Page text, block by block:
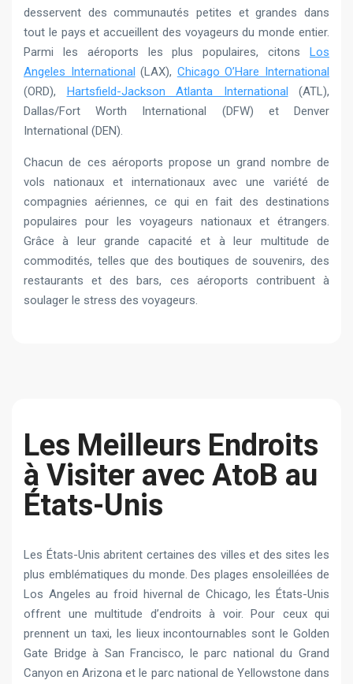
desservent des communautés petites et grandes dans
tout le pays et accueillent des voyageurs du monde entier.
Parmi les aéroports les plus populaires, citons Los
Angeles International (LAX), Chicago O’Hare International
(ORD), Hartsfield-Jackson Atlanta International (ATL),
Dallas/Fort Worth International (DFW) et Denver
International (DEN).
Chacun de ces aéroports propose un grand nombre de
vols nationaux et internationaux avec une variété de
compagnies aériennes, ce qui en fait des destinations
populaires pour les voyageurs nationaux et étrangers.
Grâce à leur grande capacité et à leur multitude de
commodités, telles que des boutiques de souvenirs, des
restaurants et des bars, ces aéroports contribuent à
soulager le stress des voyageurs.
Les Meilleurs Endroits
à Visiter avec AtoB au
États-Unis
Les États-Unis abritent certaines des villes et des sites les
plus emblématiques du monde. Des plages ensoleillées de
Los Angeles au froid hivernal de Chicago, les États-Unis
offrent une multitude d’endroits à voir. Pour ceux qui
prennent un taxi, les lieux incontournables sont le Golden
Gate Bridge à San Francisco, le parc national du Grand
Canyon en Arizona et le parc national de Yellowstone dans